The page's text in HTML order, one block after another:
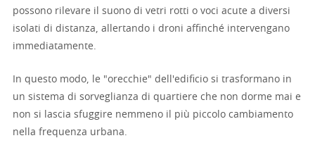
possono rilevare il suono di vetri rotti o voci acute a diversi
isolati di distanza, allertando i droni affinché intervengano
immediatamente.
In questo modo, le "orecchie" dell'edificio si trasformano in
un sistema di sorveglianza di quartiere che non dorme mai e
non si lascia sfuggire nemmeno il più piccolo cambiamento
nella frequenza urbana.